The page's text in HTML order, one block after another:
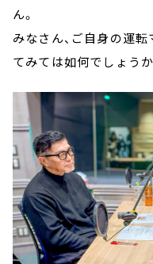
ん。
みなさん、ご自身の運
てみては如何でしょうか